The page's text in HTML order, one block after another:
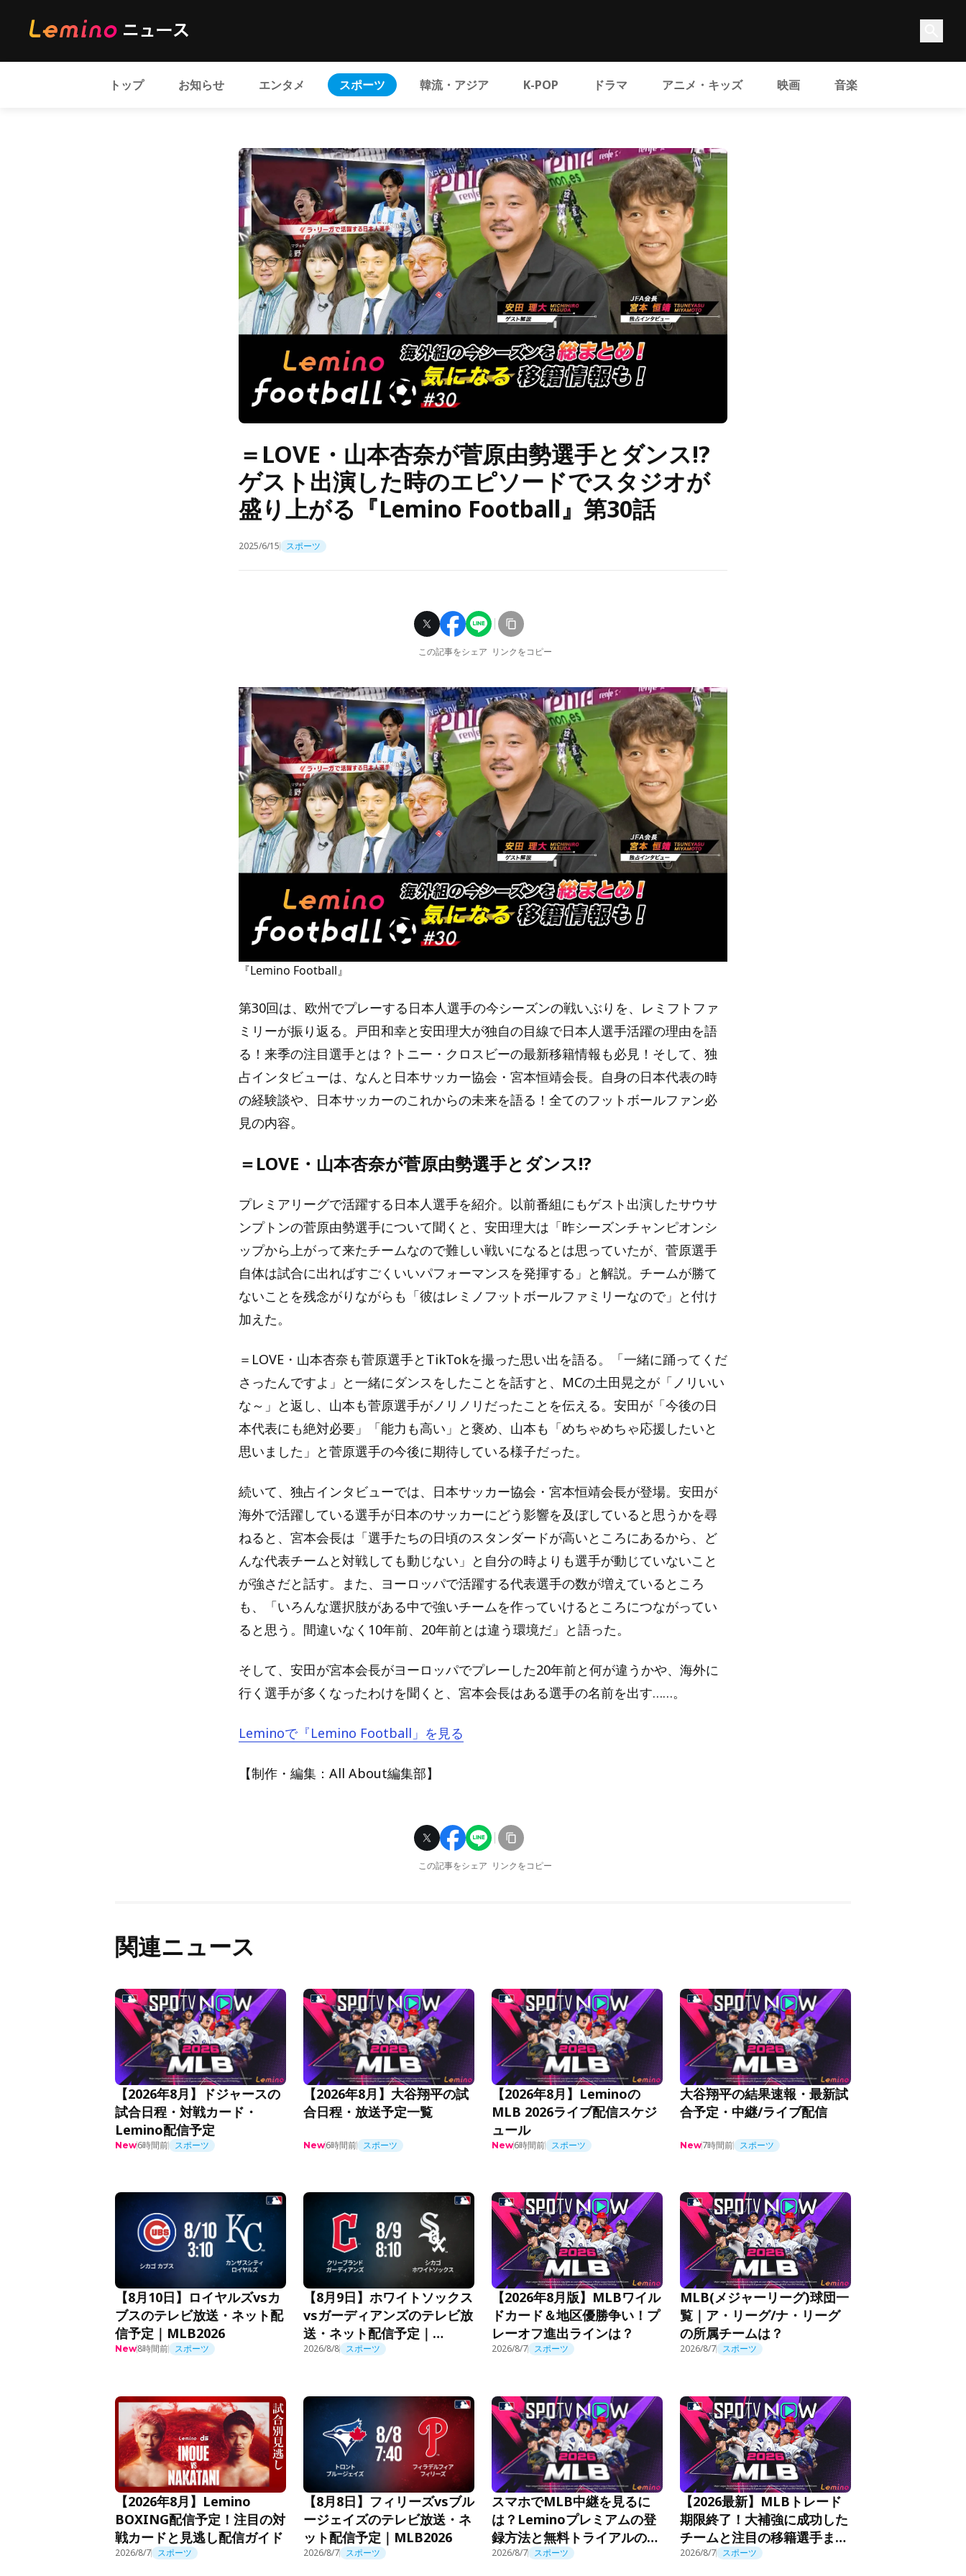
トップ お知らせ エンタメ スポーツ 韓流・アジア K-POP ドラマ アニメ・キッズ 映画 音楽
＝LOVE・山本杏奈が菅原由勢選手とダンス!?
ゲスト出演した時のエピソードでスタジオが
盛り上がる『Lemino Football』第30話
2025/6/15 スポーツ
この記事をシェア リンクをコピー
『Lemino Football』
第30回は、欧州でプレーする日本人選手の今シーズンの戦いぶりを、レミフトファ
ミリーが振り返る。戸田和幸と安田理大が独自の目線で日本人選手活躍の理由を語
る！来季の注目選手とは？トニー・クロスビーの最新移籍情報も必見！そして、独
占インタビューは、なんと日本サッカー協会・宮本恒靖会長。自身の日本代表の時
の経験談や、日本サッカーのこれからの未来を語る！全てのフットボールファン必
見の内容。
＝LOVE・山本杏奈が菅原由勢選手とダンス!?
プレミアリーグで活躍する日本人選手を紹介。以前番組にもゲスト出演したサウサ
ンプトンの菅原由勢選手について聞くと、安田理大は「昨シーズンチャンピオンシ
ップから上がって来たチームなので難しい戦いになるとは思っていたが、菅原選手
自体は試合に出ればすごくいいパフォーマンスを発揮する」と解説。チームが勝て
ないことを残念がりながらも「彼はレミノフットボールファミリーなので」と付け
加えた。
＝LOVE・山本杏奈も菅原選手とTikTokを撮った思い出を語る。「一緒に踊ってくだ
さったんですよ」と一緒にダンスをしたことを話すと、MCの土田晃之が「ノリいい
な～」と返し、山本も菅原選手がノリノリだったことを伝える。安田が「今後の日
本代表にも絶対必要」「能力も高い」と褒め、山本も「めちゃめちゃ応援したいと
思いました」と菅原選手の今後に期待している様子だった。
続いて、独占インタビューでは、日本サッカー協会・宮本恒靖会長が登場。安田が
海外で活躍している選手が日本のサッカーにどう影響を及ぼしていると思うかを尋
ねると、宮本会長は「選手たちの日頃のスタンダードが高いところにあるから、ど
んな代表チームと対戦しても動じない」と自分の時よりも選手が動じていないこと
が強さだと話す。また、ヨーロッパで活躍する代表選手の数が増えているところ
も、「いろんな選択肢がある中で強いチームを作っていけるところにつながってい
ると思う。間違いなく10年前、20年前とは違う環境だ」と語った。
そして、安田が宮本会長がヨーロッパでプレーした20年前と何が違うかや、海外に
行く選手が多くなったわけを聞くと、宮本会長はある選手の名前を出す……。
Leminoで『Lemino Football」を見る
【制作・編集：All About編集部】
この記事をシェア リンクをコピー
関連ニュース
【2026年8月】ドジャースの
試合日程・対戦カード・
Lemino配信予定
New6時間前 スポーツ
【2026年8月】大谷翔平の試
合日程・放送予定一覧
New6時間前 スポーツ
【2026年8月】Leminoの
MLB 2026ライブ配信スケジ
ュール
New6時間前 スポーツ
大谷翔平の結果速報・最新試
合予定・中継/ライブ配信
New7時間前 スポーツ
【8月10日】ロイヤルズvsカ
ブスのテレビ放送・ネット配
信予定｜MLB2026
New8時間前 スポーツ
【8月9日】ホワイトソックス
vsガーディアンズのテレビ放
送・ネット配信予定｜
MLB2026
2026/8/8 スポーツ
【2026年8月版】MLBワイル
ドカード＆地区優勝争い！プ
レーオフ進出ラインは？
2026/8/7 スポーツ
MLB(メジャーリーグ)球団一
覧｜ア・リーグ/ナ・リーグ
の所属チームは？
2026/8/7 スポーツ
【2026年8月】Lemino
BOXING配信予定！注目の対
戦カードと見逃し配信ガイド
2026/8/7 スポーツ
【8月8日】フィリーズvsブル
ージェイズのテレビ放送・ネ
ット配信予定｜MLB2026
2026/8/7 スポーツ
スマホでMLB中継を見るに
は？Leminoプレミアムの登
録方法と無料トライアルの活
用法
2026/8/7 スポーツ
【2026最新】MLBトレード
期限終了！大補強に成功した
チームと注目の移籍選手まと
め
2026/8/7 スポーツ